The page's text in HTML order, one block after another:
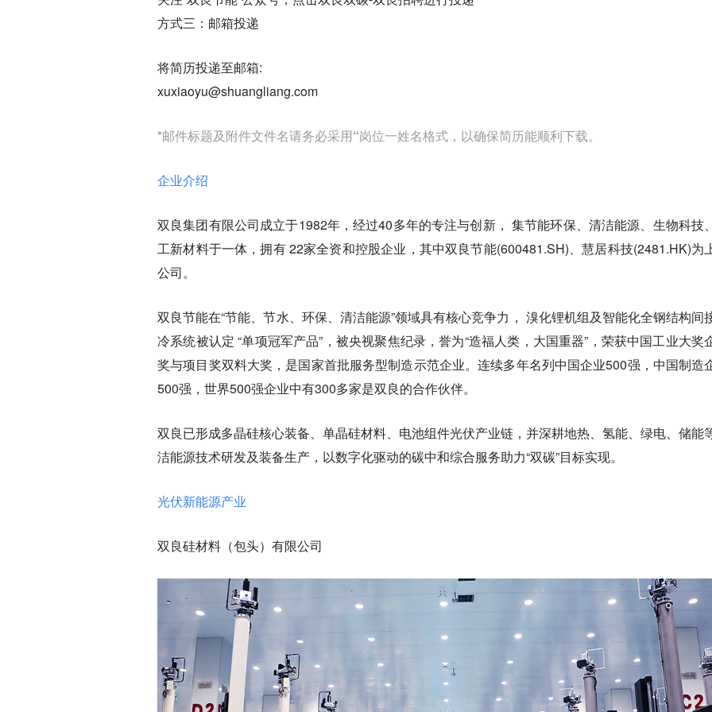
方式三：邮箱投递
将简历投递至邮箱:
xuxiaoyu@shuangliang.com
*邮件标题及附件文件名请务必采用“岗位一姓名格式，以确保简历能顺利下载。
企业介绍
双良集团有限公司成立于1982年，经过40多年的专注与创新， 集节能环保、清洁能源、生物科技
工新材料于一体，拥有 22家全资和控股企业，其中双良节能(600481.SH)、慧居科技(2481.HK)为
公司。
双良节能在“节能、节水、环保、清洁能源”领域具有核心竞争力， 溴化锂机组及智能化全钢结构间
冷系统被认定 “单项冠军产品”，被央视聚焦纪录，誉为“造福人类，大国重器”，荣获中国工业大奖
奖与项目奖双料大奖，是国家首批服务型制造示范企业。连续多年名列中国企业500强，中国制造
500强，世界500强企业中有300多家是双良的合作伙伴。
双良已形成多晶硅核心装备、单晶硅材料、电池组件光伏产业链，并深耕地热、氢能、绿电、储能
洁能源技术研发及装备生产，以数字化驱动的碳中和综合服务助力“双碳”目标实现。
光伏新能源产业
双良硅材料（包头）有限公司